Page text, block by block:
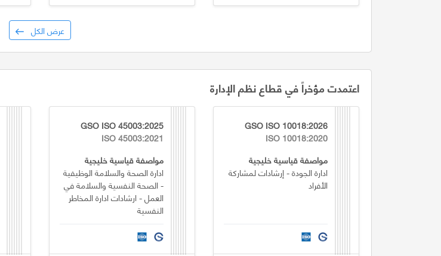
عرض الكل
اعتمدت مؤخراً في قطاع نظم الإدارة
GSO ISO 10018:2026
ISO 10018:2020
مواصفة قياسية خليجية
ادارة الجودة - إرشادات لمشاركة
الأفراد
GSO ISO 45003:2025
ISO 45003:2021
مواصفة قياسية خليجية
ادارة الصحة والسلامة الوظيفية
- الصحة النفسية والسلامة في
العمل - ارشادات ادارة المخاطر
النفسية